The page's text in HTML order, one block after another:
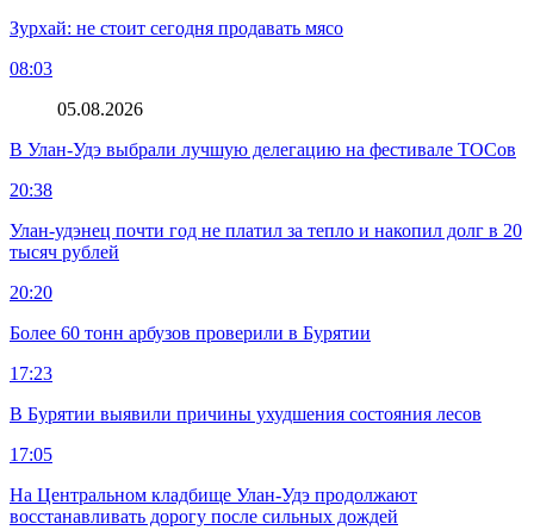
Зурхай: не стоит сегодня продавать мясо
08:03
05.08.2026
В Улан-Удэ выбрали лучшую делегацию на фестивале ТОСов
20:38
Улан-удэнец почти год не платил за тепло и накопил долг в 20
тысяч рублей
20:20
Более 60 тонн арбузов проверили в Бурятии
17:23
В Бурятии выявили причины ухудшения состояния лесов
17:05
На Центральном кладбище Улан-Удэ продолжают
восстанавливать дорогу после сильных дождей